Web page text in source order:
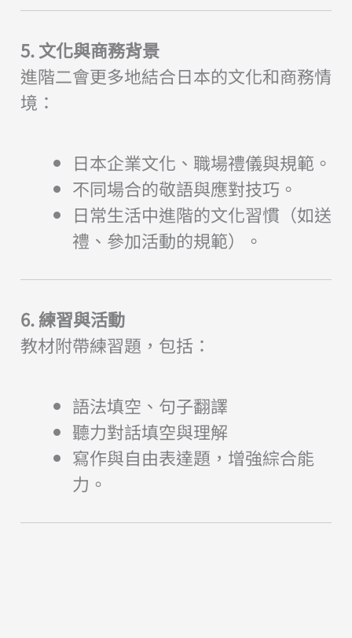
5. 文化與商務背景
進階二會更多地結合日本的文化和商務情
境：
日本企業文化、職場禮儀與規範。
不同場合的敬語與應對技巧。
日常生活中進階的文化習慣（如送
禮、參加活動的規範）。
6. 練習與活動
教材附帶練習題，包括：
語法填空、句子翻譯
聽力對話填空與理解
寫作與自由表達題，增強綜合能
力。